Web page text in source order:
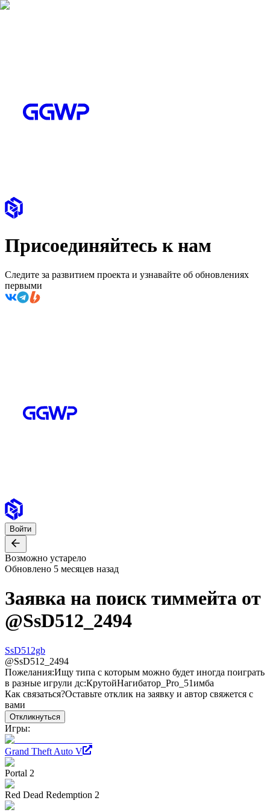
Присоединяйтесь к нам
Следите за развитием проекта и узнавайте об обновлениях
первыми
Войти
Возможно устарело
Обновлено 5 месяцев назад
Заявка на поиск тиммейта от
@SsD512_2494
SsD512gb
@SsD512_2494
Пожелания:Ищу типа с которым можно будет иногда поиграть
в разные игрули дс:КрутойНагибатор_Pro_51имба
Как связаться?Оставьте отклик на заявку и автор свяжется с
вами
Откликнуться
Игры:
Grand Theft Auto V
Portal 2
Red Dead Redemption 2